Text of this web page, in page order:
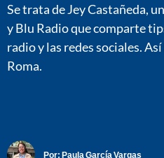
Se trata de Jey Castañeda,
y Blu Radio que comparte
radio y las redes sociales.
Roma.
Por: Paula García Vargas